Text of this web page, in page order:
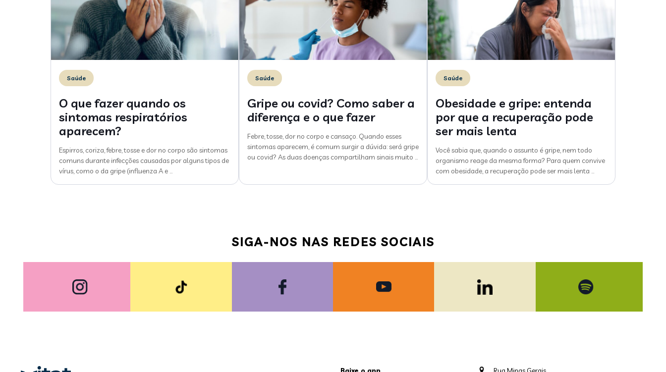
Saúde
O que fazer quando os
sintomas respiratórios
aparecem?
Espirros, coriza, febre, tosse e dor no corpo são sintomas
comuns durante infecções causadas por alguns tipos de
vírus, como o da gripe (influenza A e …
Saúde
Gripe ou covid? Como saber a
diferença e o que fazer
Febre, tosse, dor no corpo e cansaço. Quando esses
sintomas aparecem, é comum surgir a dúvida: será gripe
ou covid? As duas doenças compartilham sinais muito …
Saúde
Obesidade e gripe: entenda
por que a recuperação pode
ser mais lenta
Você sabia que, quando o assunto é gripe, nem todo
organismo reage da mesma forma? Para quem convive
com obesidade, a recuperação pode ser mais lenta …
SIGA-NOS NAS REDES SOCIAIS